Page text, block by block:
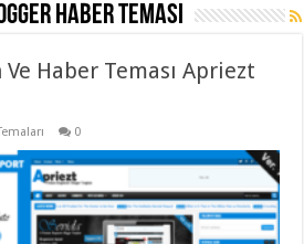
haber teması
Haber Teması Apriezt
0